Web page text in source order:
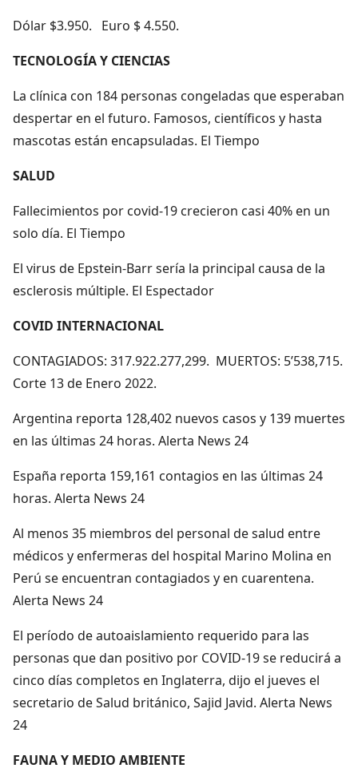
Dólar $3.950. Euro $ 4.550.
TECNOLOGÍA Y CIENCIAS
La clínica con 184 personas congeladas que esperaban
despertar en el futuro. Famosos, científicos y hasta
mascotas están encapsuladas. El Tiempo
SALUD
Fallecimientos por covid-19 crecieron casi 40% en un
solo día. El Tiempo
El virus de Epstein-Barr sería la principal causa de la
esclerosis múltiple. El Espectador
COVID INTERNACIONAL
CONTAGIADOS: 317.922.277,299. MUERTOS: 5’538,715.
Corte 13 de Enero 2022.
Argentina reporta 128,402 nuevos casos y 139 muertes
en las últimas 24 horas. Alerta News 24
España reporta 159,161 contagios en las últimas 24
horas. Alerta News 24
Al menos 35 miembros del personal de salud entre
médicos y enfermeras del hospital Marino Molina en
Perú se encuentran contagiados y en cuarentena.
Alerta News 24
El período de autoaislamiento requerido para las
personas que dan positivo por COVID-19 se reducirá a
cinco días completos en Inglaterra, dijo el jueves el
secretario de Salud británico, Sajid Javid. Alerta News
24
FAUNA Y MEDIO AMBIENTE